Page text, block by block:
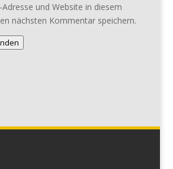
und Website in diesem
nächsten Kommentar speichern.